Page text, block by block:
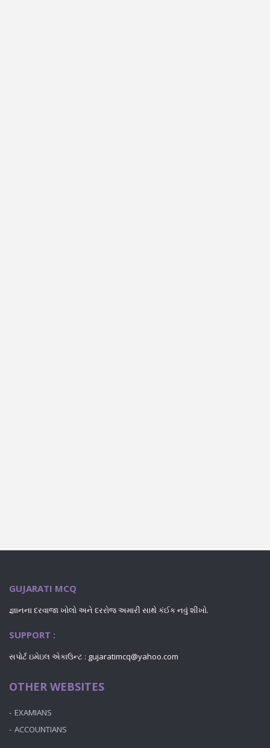
GUJARATI MCQ
જ્ઞાનના દરવાજા ખોલો અને દરરોજ અમારી સાથે કંઈક નવું શીખો.
SUPPORT :
સપોર્ટ ઇમેઇલ એકાઉન્ટ : gujaratimcq@yahoo.com
OTHER WEBSITES
EXAMIANS
ACCOUNTIANS